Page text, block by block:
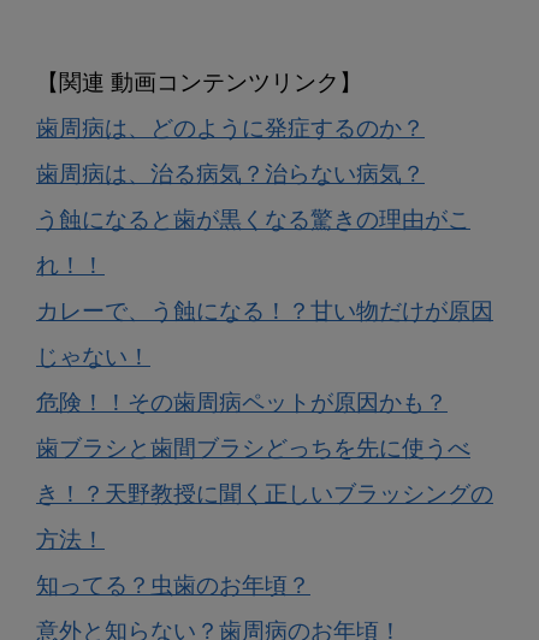
歯周病は、どのように発症するのか？
歯周病は、治る病気？治らない病気？
う蝕になると歯が黒くなる驚きの理由がこ
れ！！
カレーで、う蝕になる！？甘い物だけが原因
じゃない！
危険！！その歯周病ペットが原因かも？
歯ブラシと歯間ブラシどっちを先に使うべ
き！？天野教授に聞く正しいブラッシングの
方法！
知ってる？虫歯のお年頃？
意外と知らない？歯周病のお年頃！